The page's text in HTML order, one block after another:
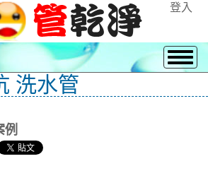
登入
洗水管
例